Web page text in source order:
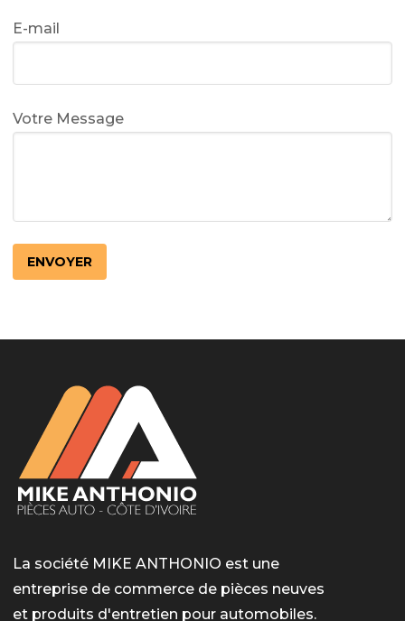
E-mail
Votre Message
LotoMart
Бай Лото
escort barcelone
https://intimaties.net/es/category/woman-used-
used-panties-es/
eros houston
albanianescort
La société MIKE ANTHONIO est une
entreprise de commerce de pièces neuves
et produits d'entretien pour automobiles.